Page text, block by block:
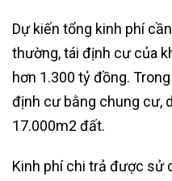
Dự kiến tổng kinh phí
thường, tái định cư của
hơn 1.300 tỷ đồng.
định cư bằng chung cư,
17.000m2 đất.
Kinh phí chi trả được sử